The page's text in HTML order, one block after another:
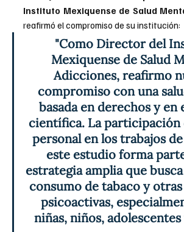
Instituto Mexiquense de Salud
reafirmó el compromiso de su institución:
"Como Director del
Mexiquense de Salud
Adicciones, reafirmo
compromiso con una
basada en derechos y en
científica. La participación
personal en los trabajos
este estudio forma
estrategia amplia que
consumo de tabaco y
psicoactivas,
niñas, niños, adolescentes